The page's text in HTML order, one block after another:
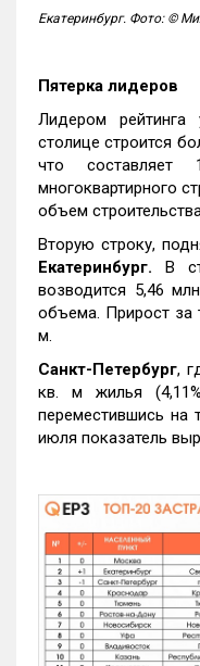
Екатеринбург. Фото: ©
Пятерка лидеров
Лидером рейтинга
столице строится
что
многоквартирного
объем
Вторую строку,
Екатеринбург. В
возводится 5,46
объема. Прирост за
м.
Санкт-Петербург,
кв. м жилья
переместившись на
июля показатель